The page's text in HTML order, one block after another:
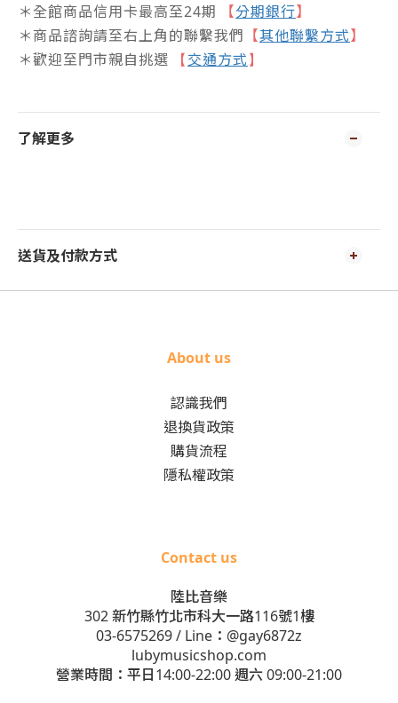
＊全館商品信用卡最高至24期
【分期銀行】
＊商品諮詢請至右上角的聯繫我們 【其他聯繫方式】
＊歡迎至門市親自挑選
【 交通方式 】
了解更多
送貨及付款方式
About us
認識我們
退換貨政策
購貨流程
隱私權政策
Contact us
陸比音樂
302 新竹縣竹北市科大一路116號1樓
03-6575269/ Line： @gay6872z
lubymusicshop.com
營業時間：平日14:00-22:00 週六 09:00-21:00